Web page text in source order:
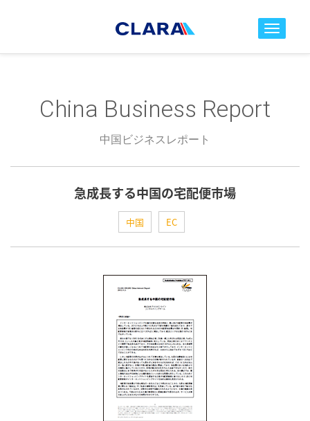
toggle
China Business Report
中国ビジネスレポート
急成長する中国の宅配便市場
中国 EC